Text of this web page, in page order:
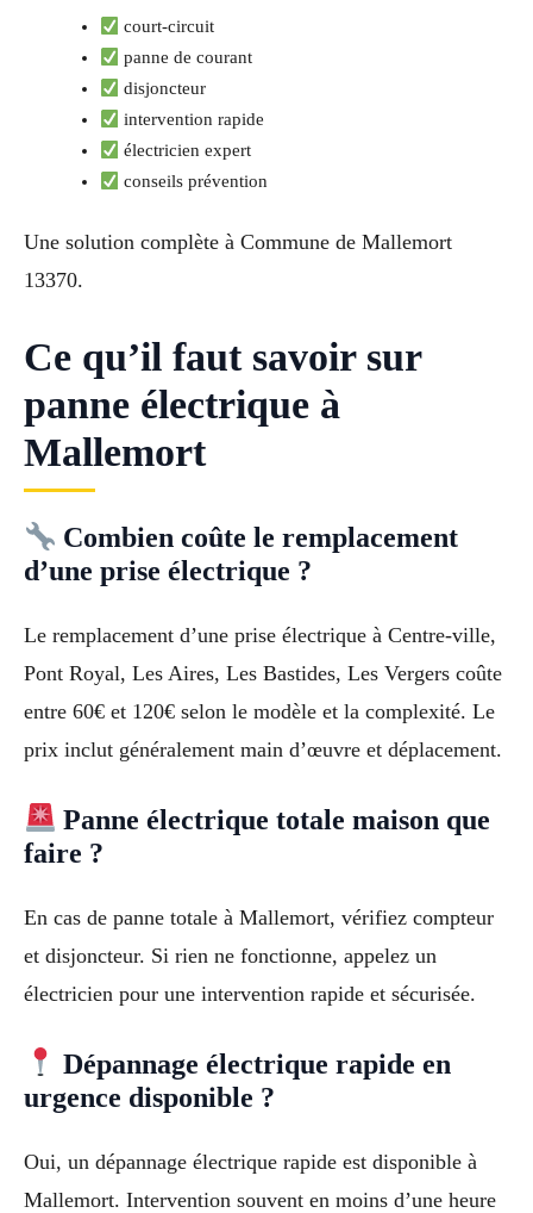
court-circuit
panne de courant
disjoncteur
intervention rapide
électricien expert
conseils prévention
Une solution complète à Commune de Mallemort
13370.
Ce qu’il faut savoir sur
panne électrique à
Mallemort
Combien coûte le remplacement
d’une prise électrique ?
Le remplacement d’une prise électrique à Centre-ville,
Pont Royal, Les Aires, Les Bastides, Les Vergers coûte
entre 60€ et 120€ selon le modèle et la complexité. Le
prix inclut généralement main d’œuvre et déplacement.
Panne électrique totale maison que
faire ?
En cas de panne totale à Mallemort, vérifiez compteur
et disjoncteur. Si rien ne fonctionne, appelez un
électricien pour une intervention rapide et sécurisée.
Dépannage électrique rapide en
urgence disponible ?
Oui, un dépannage électrique rapide est disponible à
Mallemort. Intervention souvent en moins d’une heure